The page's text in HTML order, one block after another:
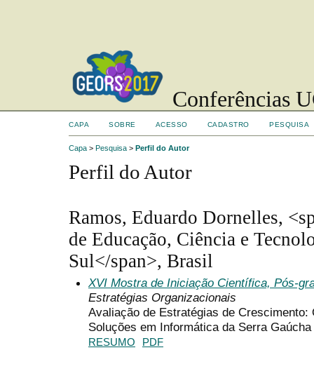
Conferências
CAPA SOBRE ACESSO CADASTRO PESQUISA
Capa > Pesquisa > Perfil do Autor
Perfil do Autor
Ramos, Eduardo Dornelles,
de Educação, Ciência e
Sul</span>, Brasil
XVI Mostra de Iniciação Científica, Pós-
Estratégias Organizacionais
Avaliação de Estratégias de Crescimento:
Soluções em Informática da Serra Gaúcha
RESUMO PDF